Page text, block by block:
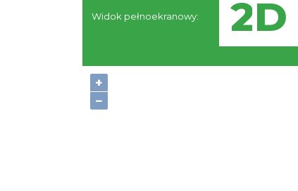
+
−
Widok pełnoekranowy: